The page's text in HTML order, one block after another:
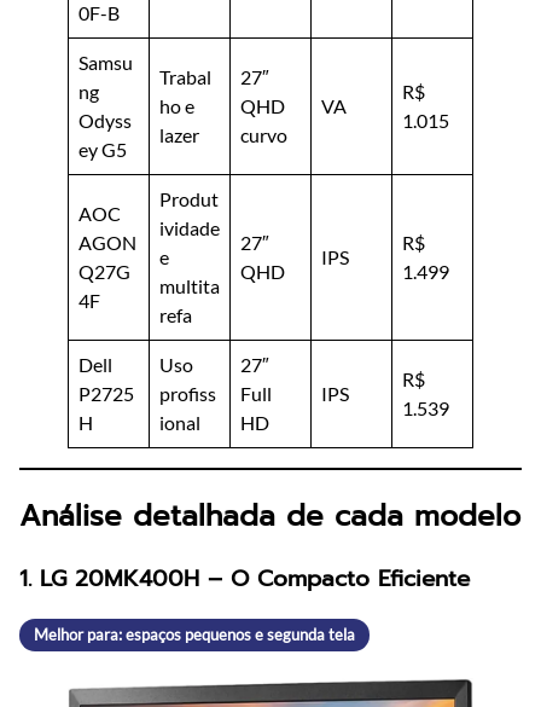
0F-B
Samsu
ng
Odyss
ey G5
Trabal
ho e
lazer
27″
QHD
curvo
VA
R$
1.015
AOC
AGON
Q27G
4F
Produt
ividade
e
multita
refa
27″
QHD
IPS
R$
1.499
Dell
P2725
H
Uso
profiss
ional
27″
Full
HD
IPS
R$
1.539
Análise detalhada de cada modelo
1. LG 20MK400H – O Compacto Eficiente
Melhor para: espaços pequenos e segunda tela